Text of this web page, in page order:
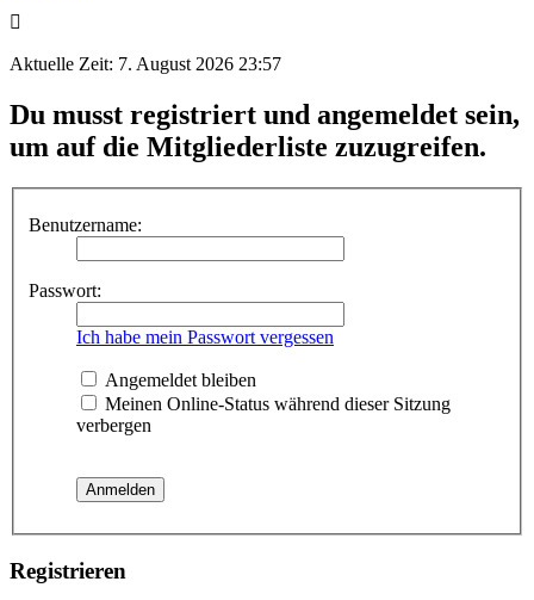
Aktuelle Zeit: 7. August 2026 23:57
Du musst registriert und angemeldet sein,
um auf die Mitgliederliste zuzugreifen.
Benutzername:
Passwort:
Ich habe mein Passwort vergessen
Angemeldet bleiben
Meinen Online-Status während dieser Sitzung
verbergen
Registrieren